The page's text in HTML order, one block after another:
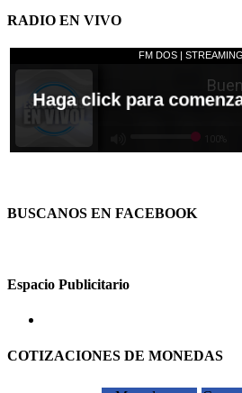
RADIO EN VIVO
BUSCANOS EN FACEBOOK
Espacio Publicitario
COTIZACIONES DE MONEDAS